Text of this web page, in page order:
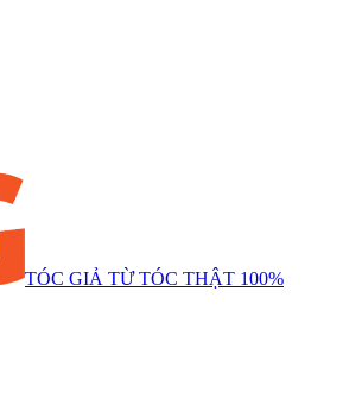
TÓC GIẢ TỪ TÓC THẬT 100%